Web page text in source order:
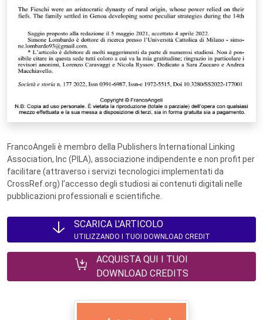
FrancoAngeli è membro della Publishers International Linking
Association, Inc (PILA), associazione indipendente e non profit per
facilitare (attraverso i servizi tecnologici implementati da
CrossRef.org) l’accesso degli studiosi ai contenuti digitali nelle
pubblicazioni professionali e scientifiche.
SCARICA L'ARTICOLO
UTILIZZANDO I TUOI DOWNLOAD CREDIT
ACQUISTA QUI I TUOI
DOWNLOAD CREDITS